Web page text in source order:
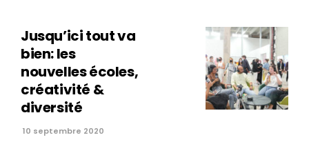
Jusqu’ici tout va
bien: les
nouvelles écoles,
créativité &
diversité
10 septembre 2020